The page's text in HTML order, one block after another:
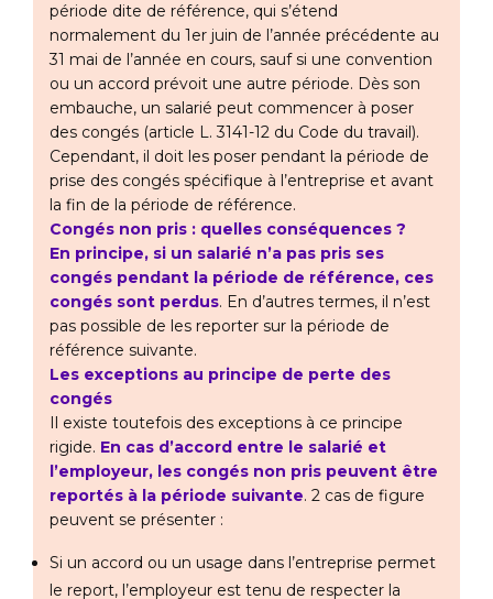
période dite de référence, qui s’étend
normalement du 1er juin de l’année précédente au
31 mai de l’année en cours, sauf si une convention
ou un accord prévoit une autre période. Dès son
embauche, un salarié peut commencer à poser
des congés (article L. 3141-12 du Code du travail).
Cependant, il doit les poser pendant la période de
prise des congés spécifique à l’entreprise et avant
la fin de la période de référence.
Congés non pris : quelles conséquences ?
En principe, si un salarié n’a pas pris ses
congés pendant la période de référence, ces
congés sont perdus. En d’autres termes, il n’est
pas possible de les reporter sur la période de
référence suivante.
Les exceptions au principe de perte des
congés
Il existe toutefois des exceptions à ce principe
rigide. En cas d’accord entre le salarié et
l’employeur, les congés non pris peuvent être
reportés à la période suivante. 2 cas de figure
peuvent se présenter :
Si un accord ou un usage dans l’entreprise permet
le report, l’employeur est tenu de respecter la